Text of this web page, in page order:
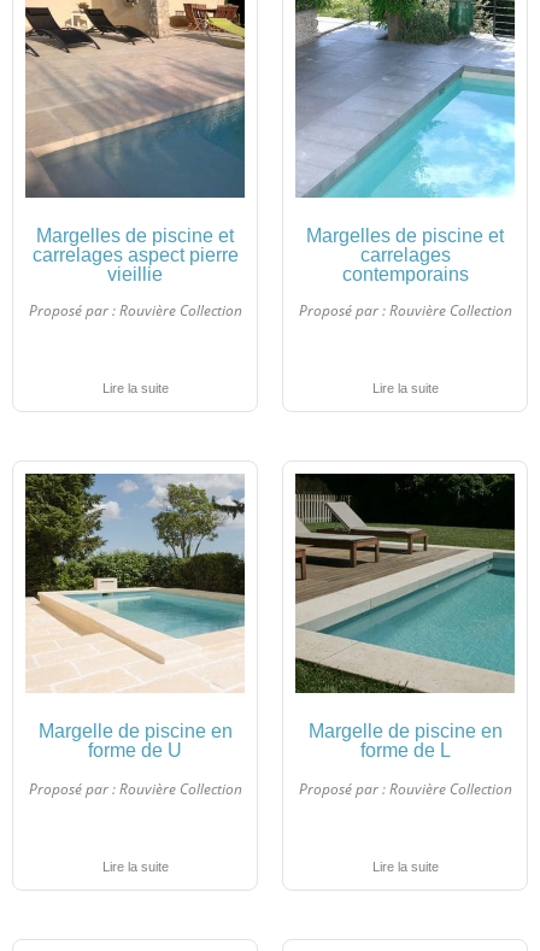
Margelles de piscine et
carrelages aspect pierre
vieillie
Proposé par :Rouvière Collection
Lire la suite
Margelles de piscine et
carrelages
contemporains
Proposé par :Rouvière Collection
Lire la suite
Margelle de piscine en
forme de U
Proposé par :Rouvière Collection
Lire la suite
Margelle de piscine en
forme de L
Proposé par :Rouvière Collection
Lire la suite